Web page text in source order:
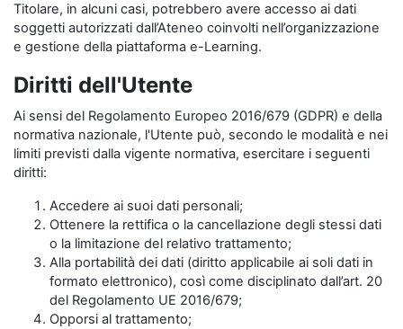
Titolare, in alcuni casi, potrebbero avere accesso ai dati
soggetti autorizzati dall’Ateneo coinvolti nell’organizzazione
e gestione della piattaforma e-Learning.
Diritti dell'Utente
Ai sensi del Regolamento Europeo 2016/679 (GDPR) e della
normativa nazionale, l'Utente può, secondo le modalità e nei
limiti previsti dalla vigente normativa, esercitare i seguenti
diritti:
Accedere ai suoi dati personali;
Ottenere la rettifica o la cancellazione degli stessi dati
o la limitazione del relativo trattamento;
Alla portabilità dei dati (diritto applicabile ai soli dati in
formato elettronico), così come disciplinato dall’art. 20
del Regolamento UE 2016/679;
Opporsi al trattamento;